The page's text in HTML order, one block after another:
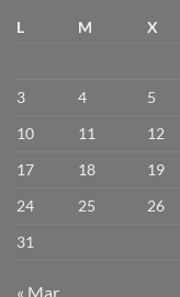
L M X
3
4 5
10
11 12
17
18 19
24
25 26
31
« Mar